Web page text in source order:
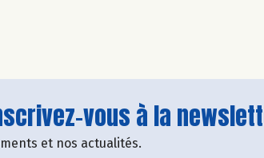
vous à la
et nos actualités.